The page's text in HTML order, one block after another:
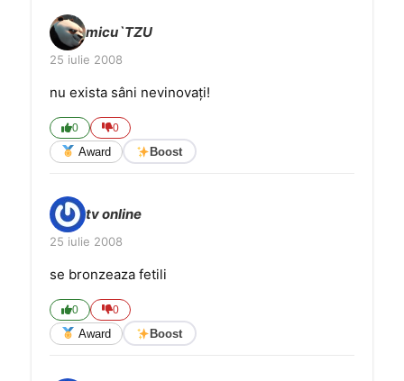
micu`TZU
25 iulie 2008
nu exista sâni nevinovaţi!
0 0
Award Boost
tv online
25 iulie 2008
se bronzeaza fetili
0 0
Award Boost